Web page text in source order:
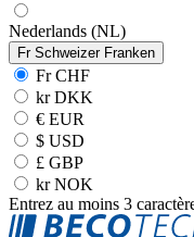
Nederlands (NL)
Fr Schweizer Franken
Fr CHF
kr DKK
€ EUR
$ USD
£ GBP
kr NOK
Entrez au moins 3